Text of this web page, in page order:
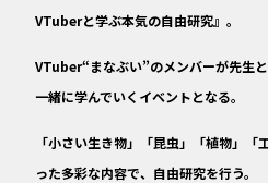
VTuberと学ぶ本気の自由研究』。
VTuber“まなぶい”のメンバーが先生
一緒に学んでいくイベントとなる。
「小さい生き物」「昆虫」「植物」
った多彩な内容で、自由研究を行う。